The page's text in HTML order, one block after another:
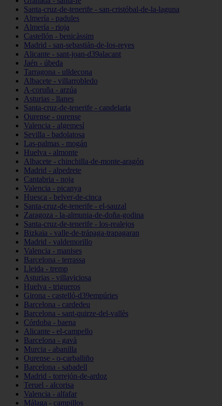
Santa-cruz-de-tenerife - san-cristóbal-de-la-laguna
Almería - padules
Almería - rioja
Castellón - benicàssim
Madrid - san-sebastián-de-los-reyes
Alicante - sant-joan-d39alacant
Jaén - úbeda
Tarragona - ulldecona
Albacete - villarrobledo
A-coruña - arzúa
Asturias - llanes
Santa-cruz-de-tenerife - candelaria
Ourense - ourense
Valencia - algemesí
Sevilla - badolatosa
Las-palmas - mogán
Huelva - almonte
Albacete - chinchilla-de-monte-aragón
Madrid - alpedrete
Cantabria - noja
Valencia - picanya
Huesca - belver-de-cinca
Santa-cruz-de-tenerife - el-sauzal
Zaragoza - la-almunia-de-doña-godina
Santa-cruz-de-tenerife - los-realejos
Bizkaia - valle-de-trápaga-trapagaran
Madrid - valdemorillo
Valencia - manises
Barcelona - terrassa
Lleida - tremp
Asturias - villaviciosa
Huelva - trigueros
Girona - castelló-d39empúries
Barcelona - cardedeu
Barcelona - sant-quirze-del-vallès
Córdoba - baena
Alicante - el-campello
Barcelona - gavà
Murcia - abanilla
Ourense - o-carballiño
Barcelona - sabadell
Madrid - torrejón-de-ardoz
Teruel - alcorisa
Valencia - alfafar
Málaga - campillos